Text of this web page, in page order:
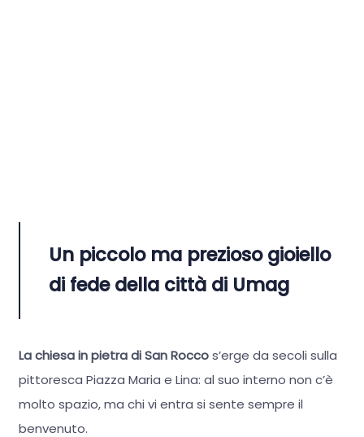
Un piccolo ma prezioso gioiello
di fede della città di Umag
La chiesa in pietra di San Roccos’erge da secoli sulla
pittoresca Piazza Maria e Lina: al suo interno non c’è
molto spazio, ma chi vi entra si sente sempre il
benvenuto.